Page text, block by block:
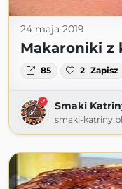
24 maja 2019
Makaroniki z
85 2 Zapisz
Smaki
smaki-